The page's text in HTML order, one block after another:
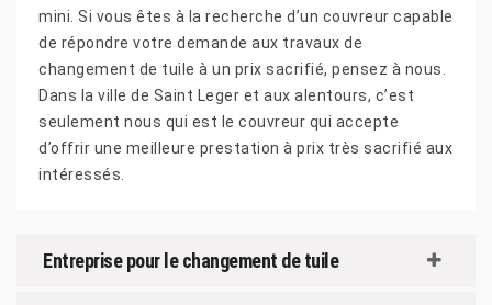
mini. Si vous êtes à la recherche d’un couvreur capable
de répondre votre demande aux travaux de
changement de tuile à un prix sacrifié, pensez à nous.
Dans la ville de Saint Leger et aux alentours, c’est
seulement nous qui est le couvreur qui accepte
d’offrir une meilleure prestation à prix très sacrifié aux
intéressés.
Entreprise pour le changement de tuile